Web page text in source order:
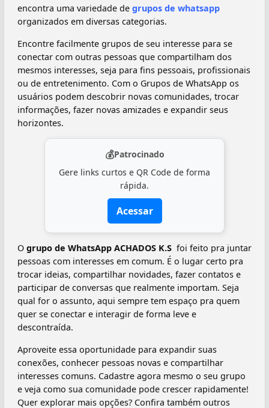
encontra uma variedade de grupos de whatsapp
organizados em diversas categorias.
Encontre facilmente grupos de seu interesse para se
conectar com outras pessoas que compartilham dos
mesmos interesses, seja para fins pessoais, profissionais
ou de entretenimento. Com o Grupos de WhatsApp os
usuários podem descobrir novas comunidades, trocar
informações, fazer novas amizades e expandir seus
horizontes.
💰Patrocinado
Gere links curtos e QR Code de forma
rápida.
Acessar
O grupo de WhatsApp ACHADOS K.S ️ foi feito pra juntar
pessoas com interesses em comum. É o lugar certo pra
trocar ideias, compartilhar novidades, fazer contatos e
participar de conversas que realmente importam. Seja
qual for o assunto, aqui sempre tem espaço pra quem
quer se conectar e interagir de forma leve e
descontraída.
Aproveite essa oportunidade para expandir suas
conexões, conhecer pessoas novas e compartilhar
interesses comuns. Cadastre agora mesmo o seu grupo
e veja como sua comunidade pode crescer rapidamente!
Quer explorar mais opções? Confira também outros